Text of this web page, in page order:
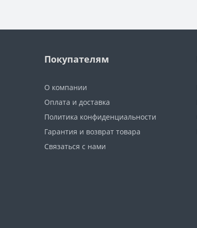
Покупателям
О компании
Оплата и доставка
Политика конфиденциальности
Гарантия и возврат товара
Связаться с нами